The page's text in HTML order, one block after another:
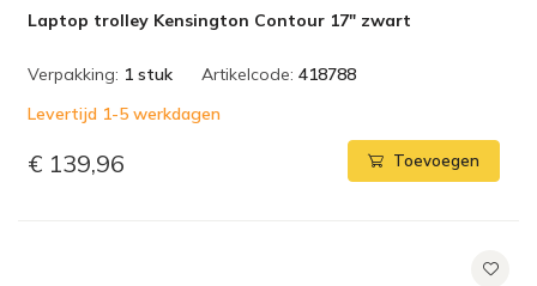
Laptop trolley Kensington Contour 17" zwart
Verpakking: 1 stuk Artikelcode: 418788
Levertijd 1-5 werkdagen
€ 139,96 Toevoegen